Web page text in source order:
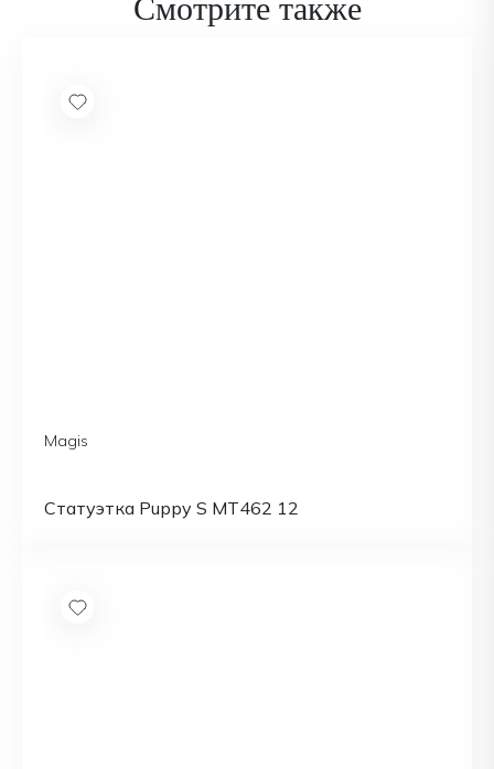
Смотрите также
Magis
Статуэтка Puppy S MT462 12